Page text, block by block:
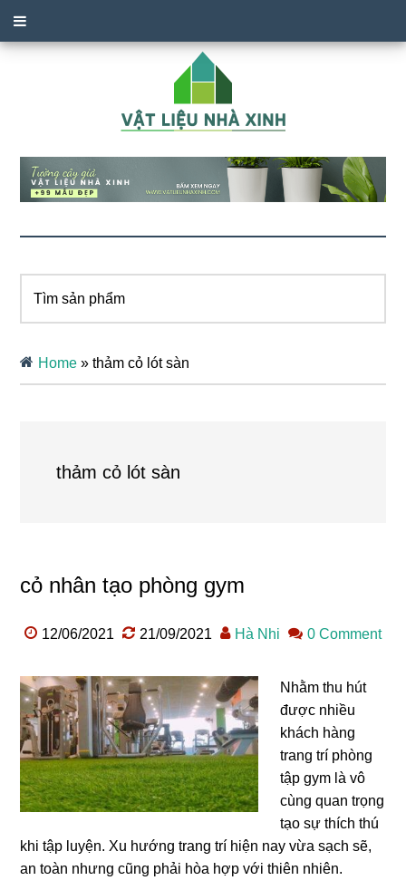
sản
Home »thảm cỏ lót sàn
thảm cỏ lót sàn
cỏ nhân tạo phòng gym
12/06/2021 21/09/2021 Hà Nhi 0 Comment
Nhằm thu hút
được nhiều
khách hàng
trang trí phòng
tập gym là vô
cùng quan trọng
tạo sự thích thú
khi tập luyện. Xu hướng trang trí hiện nay vừa sạch sẽ,
an toàn nhưng cũng phải hòa hợp với thiên nhiên.